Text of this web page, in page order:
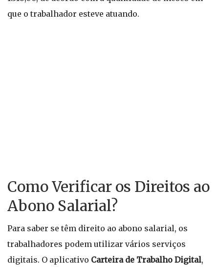
que o trabalhador esteve atuando.
Como Verificar os Direitos ao
Abono Salarial?
Para saber se têm direito ao abono salarial, os
trabalhadores podem utilizar vários serviços
digitais. O aplicativo Carteira de Trabalho Digital,